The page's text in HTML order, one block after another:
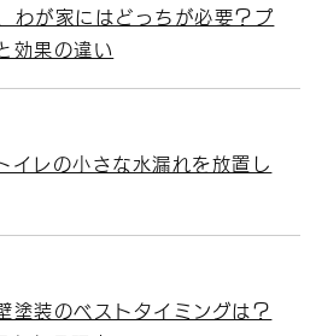
わが家にはどっちが必要？プ
効果の違い
イレの小さな水漏れを放置し
塗装のベストタイミングは？